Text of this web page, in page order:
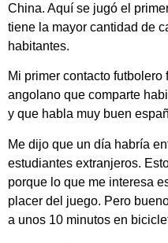
China. Aquí se jugó el
tiene la mayor cantidad de
habitantes.
Mi primer contacto futbolero
angolano que comparte
y que habla muy buen
Me dijo que un día habría
estudiantes extranjeros.
porque lo que me interesa
placer del juego. Pero
a unos 10 minutos en